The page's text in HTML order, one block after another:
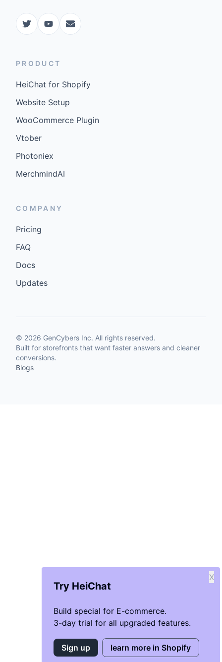
Try HeiChat
Build special for E-commerce.
3-day trial for all upgraded features.
X
Sign up learn more in Shopify
PRODUCT
HeiChat for Shopify
Website Setup
WooCommerce Plugin
Vtober
Photoniex
MerchmindAI
COMPANY
Pricing
FAQ
Docs
Updates
© 2026 GenCybers Inc. All rights reserved.
Built for storefronts that want faster answers and cleaner
conversions.
Blogs